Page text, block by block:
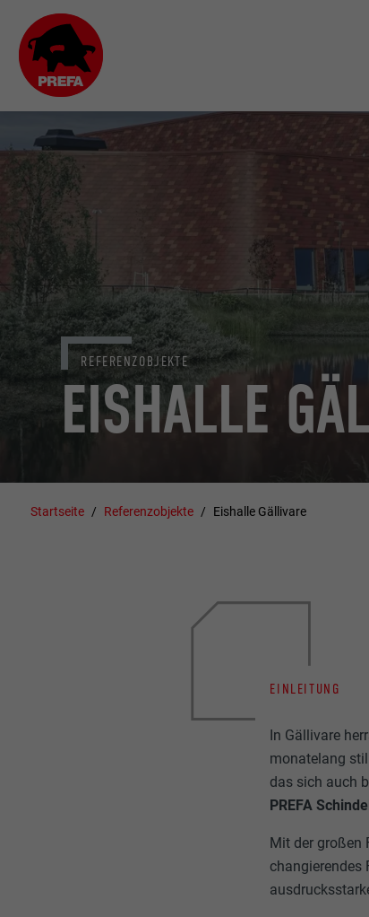
EISHALLE
REFERENZOBJEKTE
Startseite Referenzobjekte Eishalle Gällivare
EINLEITUNG
In Gällivare
monatelang
das sich auch
PREFA
Mit der großen
changierendes